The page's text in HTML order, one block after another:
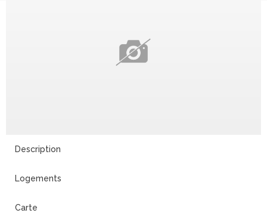
Description
Logements
Carte